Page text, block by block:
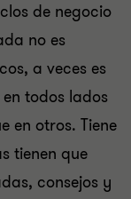
de negocio
no es
a veces es
todos lados
en otros. Tiene
tienen que
consejos y